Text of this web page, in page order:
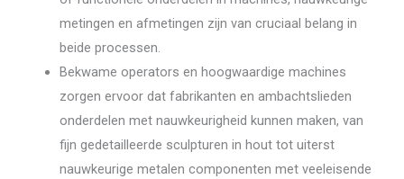
metingen en afmetingen zijn van cruciaal belang in
beide processen.
Bekwame operators en hoogwaardige machines
zorgen ervoor dat fabrikanten en ambachtslieden
onderdelen met nauwkeurigheid kunnen maken, van
fijn gedetailleerde sculpturen in hout tot uiterst
nauwkeurige metalen componenten met veeleisende